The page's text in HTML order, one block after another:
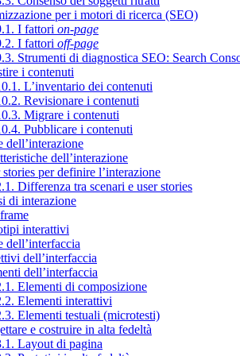
per i motori di ricerca (SEO)
I fattori on-page
I fattori off-page
Strumenti di diagnostica SEO: Search
i contenuti
L’inventario dei contenuti
Revisionare i contenuti
Migrare i contenuti
Pubblicare i contenuti
dell’interazione
dell’interazione
per definire l’interazione
Differenza tra scenari e user stories
di interazione
interattivi
dell’interfaccia
dell’interfaccia
dell’interfaccia
Elementi di composizione
Elementi interattivi
Elementi testuali (microtesti)
e costruire in alta fedeltà
Layout di pagina